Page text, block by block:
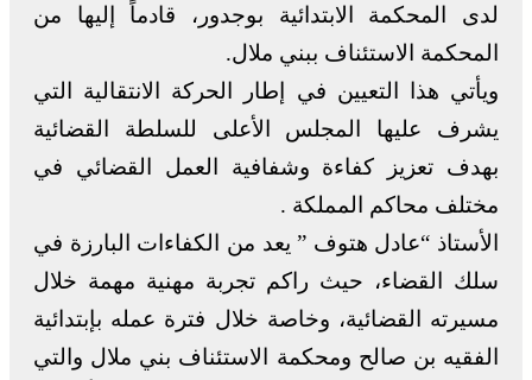
لدى المحكمة الابتدائية بوجدور، قادماً إليها من
المحكمة الاستئناف ببني ملال.
ويأتي هذا التعيين في إطار الحركة الانتقالية التي
يشرف عليها المجلس الأعلى للسلطة القضائية
بهدف تعزيز كفاءة وشفافية العمل القضائي في
مختلف محاكم المملكة .
الأستاذ “عادل هتوف ” يعد من الكفاءات البارزة في
سلك القضاء، حيث راكم تجربة مهنية مهمة خلال
مسيرته القضائية، وخاصة خلال فترة عمله بإبتدائية
الفقيه بن صالح ومحكمة الاستئناف بني ملال والتي